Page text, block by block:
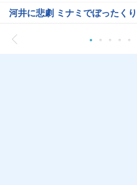
河井に悲劇 ミナミでぼったくり